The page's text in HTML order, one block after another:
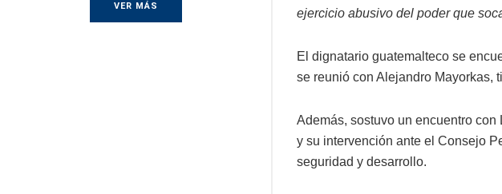
VER MÁS
ejercicio abusivo del poder que
El dignatario guatemalteco se
se reunió con Alejandro Mayorkas,
Además, sostuvo un encuentro
y su intervención ante el Consejo
seguridad y desarrollo.